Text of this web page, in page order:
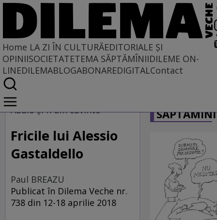
Home LA ZI ÎN CULTURĂEDITORIALE ȘI
OPINIISOCIETATETEMA SĂPTĂMÎNIIDILEME ON-
LINEDILEMABLOGABONAREDIGITALContact
Home
La zi în cultură
MUZICĂ
Audio şi n-am cuvinte
Fricile lui Alessio
Gastaldello
Paul BREAZU
Publicat în Dilema Veche nr.
738 din 12-18 aprilie 2018